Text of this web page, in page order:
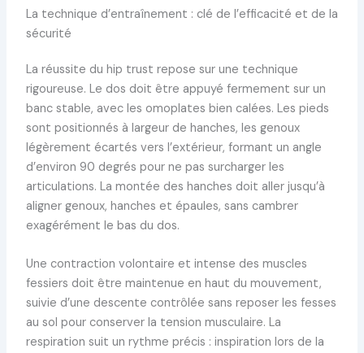
La technique d’entraînement : clé de l’efficacité et de la
sécurité
La réussite du hip trust repose sur une technique
rigoureuse. Le dos doit être appuyé fermement sur un
banc stable, avec les omoplates bien calées. Les pieds
sont positionnés à largeur de hanches, les genoux
légèrement écartés vers l’extérieur, formant un angle
d’environ 90 degrés pour ne pas surcharger les
articulations. La montée des hanches doit aller jusqu’à
aligner genoux, hanches et épaules, sans cambrer
exagérément le bas du dos.
Une contraction volontaire et intense des muscles
fessiers doit être maintenue en haut du mouvement,
suivie d’une descente contrôlée sans reposer les fesses
au sol pour conserver la tension musculaire. La
respiration suit un rythme précis : inspiration lors de la